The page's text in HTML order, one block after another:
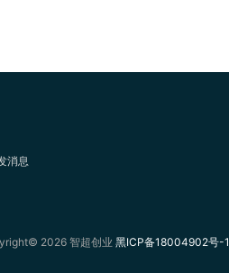
2026 智超创业 黑ICP备18004902号-1